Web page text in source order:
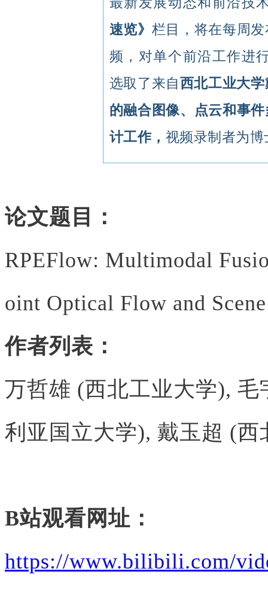
速览》 栏目，将在每周
频，对单个前沿工作进
选取了来自西北工业大
的融合图像、点云和事
计工作， 视频录制者为博
论文题目：
RPEFlow: Multimodal
oint Optical Flow and
作者列表：
万哲雄 (西北工业大学),
利亚国立大学), 戴玉超 (西
B站观看网址：
https://www.bilibili.com/